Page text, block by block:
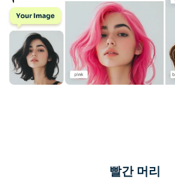
AI 배경
사진 복원
AI 익스텐더
AI 스타일 이미지 생성기빨간 머리